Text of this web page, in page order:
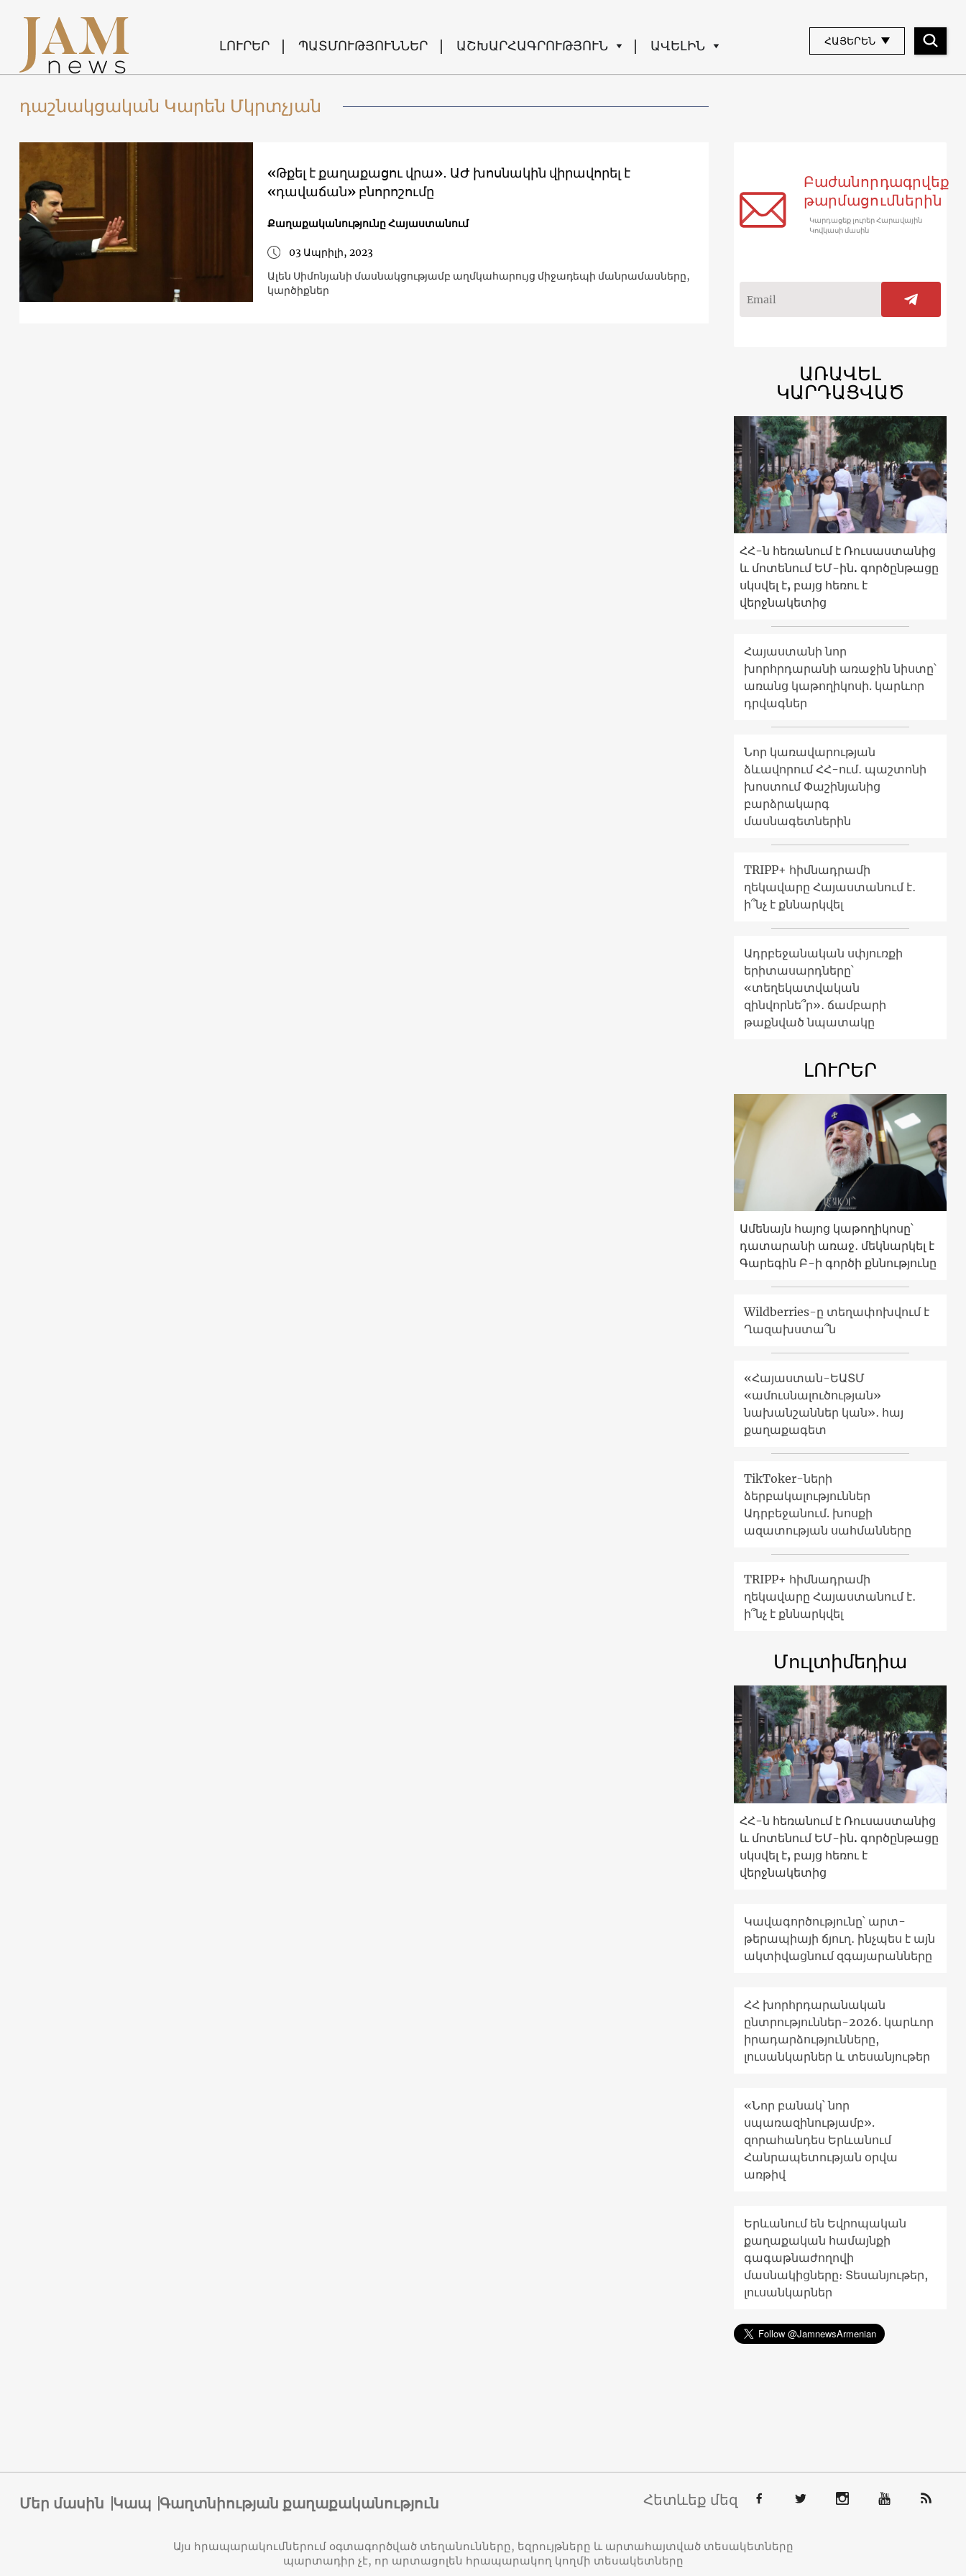
ԼՈՒՐԵՐ ՊԱՏՄՈՒԹՅՈՒՆՆԵՐ ԱՇԽԱՐՀԱԳՐՈՒԹՅՈՒՆ ԱՎԵԼԻՆ ՀԱՅԵՐԵՆ
դաշնակցական Կարեն Մկրտչյան
«Թքել է քաղաքացու վրա»․ ԱԺ խոսնակին վիրավորել է
«դավաճան» բնորոշումը
Քաղաքականությունը Հայաստանում
03 Ապրիլի, 2023
Ալեն Սիմոնյանի մասնակցությամբ աղմկահարույց միջադեպի մանրամասները,
կարծիքներ
Բաժանորդագրվեք
թարմացումներին
Կարդացեք լուրեր Հարավային
Կովկասի մասին
ԱՌԱՎԵԼ
ԿԱՐԴԱՑՎԱԾ
ՀՀ-ն հեռանում է Ռուսաստանից
և մոտենում ԵՄ-ին. գործընթացը
սկսվել է, բայց հեռու է
վերջնակետից
Հայաստանի նոր
խորհրդարանի առաջին նիստը՝
առանց կաթողիկոսի. կարևոր
դրվագներ
Նոր կառավարության
ձևավորում ՀՀ-ում․ պաշտոնի
խոստում Փաշինյանից
բարձրակարգ
մասնագետներին
TRIPP+ հիմնադրամի
ղեկավարը Հայաստանում է․
ի՞նչ է քննարկվել
Ադրբեջանական սփյուռքի
երիտասարդները՝
«տեղեկատվական
զինվորնե՞ր»․ ճամբարի
թաքնված նպատակը
ԼՈՒՐԵՐ
Ամենայն հայոց կաթողիկոսը՝
դատարանի առաջ․ մեկնարկել է
Գարեգին Բ-ի գործի քննությունը
Wildberries-ը տեղափոխվում է
Ղազախստա՞ն
«Հայաստան-ԵԱՏՄ
«ամուսնալուծության»
նախանշաններ կան»․ հայ
քաղաքագետ
TikToker-ների
ձերբակալություններ
Ադրբեջանում. խոսքի
ազատության սահմանները
TRIPP+ հիմնադրամի
ղեկավարը Հայաստանում է․
ի՞նչ է քննարկվել
Մուլտիմեդիա
ՀՀ-ն հեռանում է Ռուսաստանից
և մոտենում ԵՄ-ին. գործընթացը
սկսվել է, բայց հեռու է
վերջնակետից
Կավագործությունը՝ արտ-
թերապիայի ճյուղ․ ինչպես է այն
ակտիվացնում զգայարանները
ՀՀ խորհրդարանական
ընտրություններ-2026. կարևոր
իրադարձությունները,
լուսանկարներ և տեսանյութեր
«Նոր բանակ՝ նոր
սպառազինությամբ».
զորահանդես Երևանում
Հանրապետության օրվա
առթիվ
Երևանում են Եվրոպական
քաղաքական համայնքի
գագաթնաժողովի
մասնակիցները։ Տեսանյութեր,
լուսանկարներ
Մեր մասին Կապ Գաղտնիության քաղաքականություն Հետևեք մեզ
Այս հրապարակումներում օգտագործված տեղանունները, եզրույթները և արտահայտված տեսակետները
պարտադիր չէ, որ արտացոլեն հրապարակող կողմի տեսակետները